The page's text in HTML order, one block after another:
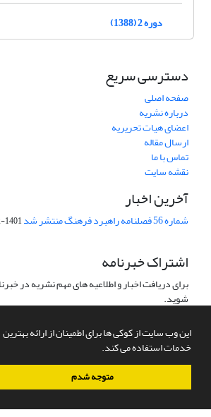
این وب سایت از کوکی ها برای اطمینان از ارائه بهترین
خدمات استفاده می کند.
متوجه شدم
دوره 2 (1388)
دسترسی سریع
صفحه اصلی
درباره نشریه
اعضای هیات تحریریه
ارسال مقاله
تماس با ما
نقشه سایت
آخرین اخبار
شماره 56 فصلنامه راهبرد فرهنگ منتشر شد 1401-02-26
اشتراک خبرنامه
برای دریافت اخبار و اطلاعیه های مهم نشریه در
شوید.
سامانه مدیریت نشریات علمی.طراحی و پیاده سازی